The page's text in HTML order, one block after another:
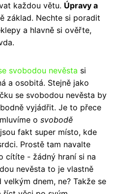
každou větu. Úpravy a
základ. Nechte si poradit
a hlavně si ověřte,
svobodou nevěsta si
a osobitá. Stejně jako
se svobodou nevěsta by
vyjádřit. Je to přece
o svobodě
fakt super místo, kde
Prostě tam navalte
cítíte - žádný hraní si na
nevěsta to je vlastně
dnem, ne? Takže se